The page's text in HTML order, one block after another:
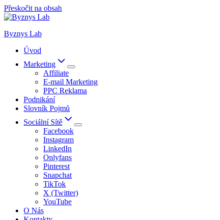
Přeskočit na obsah
Byznys Lab
Úvod
Marketing
Affiliate
E-mail Marketing
PPC Reklama
Podnikání
Slovník Pojmů
Sociální Sítě
Facebook
Instagram
LinkedIn
Onlyfans
Pinterest
Snapchat
TikTok
X (Twitter)
YouTube
O Nás